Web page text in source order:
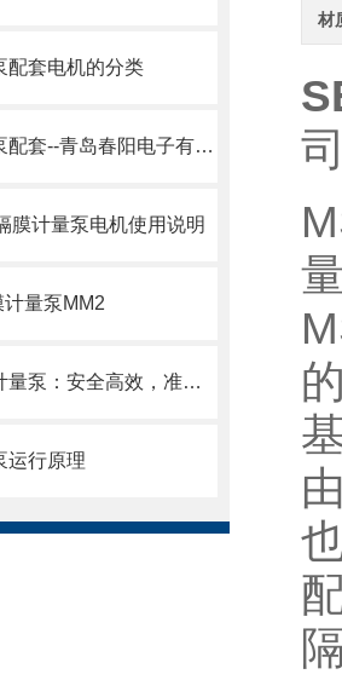
配套电机的分类
机械隔膜计量泵配套--青岛春阳电子有限公司
膜计量泵电机使用说明
量泵MM2
防爆机械隔膜计量泵：安全高效，准确计量新选择
运行原理
材